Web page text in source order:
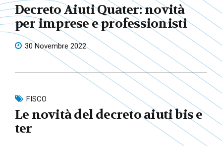
Decreto Aiuti Quater: novità
per imprese e professionisti
30 Novembre 2022
FISCO
Le novità del decreto aiuti bis e
ter